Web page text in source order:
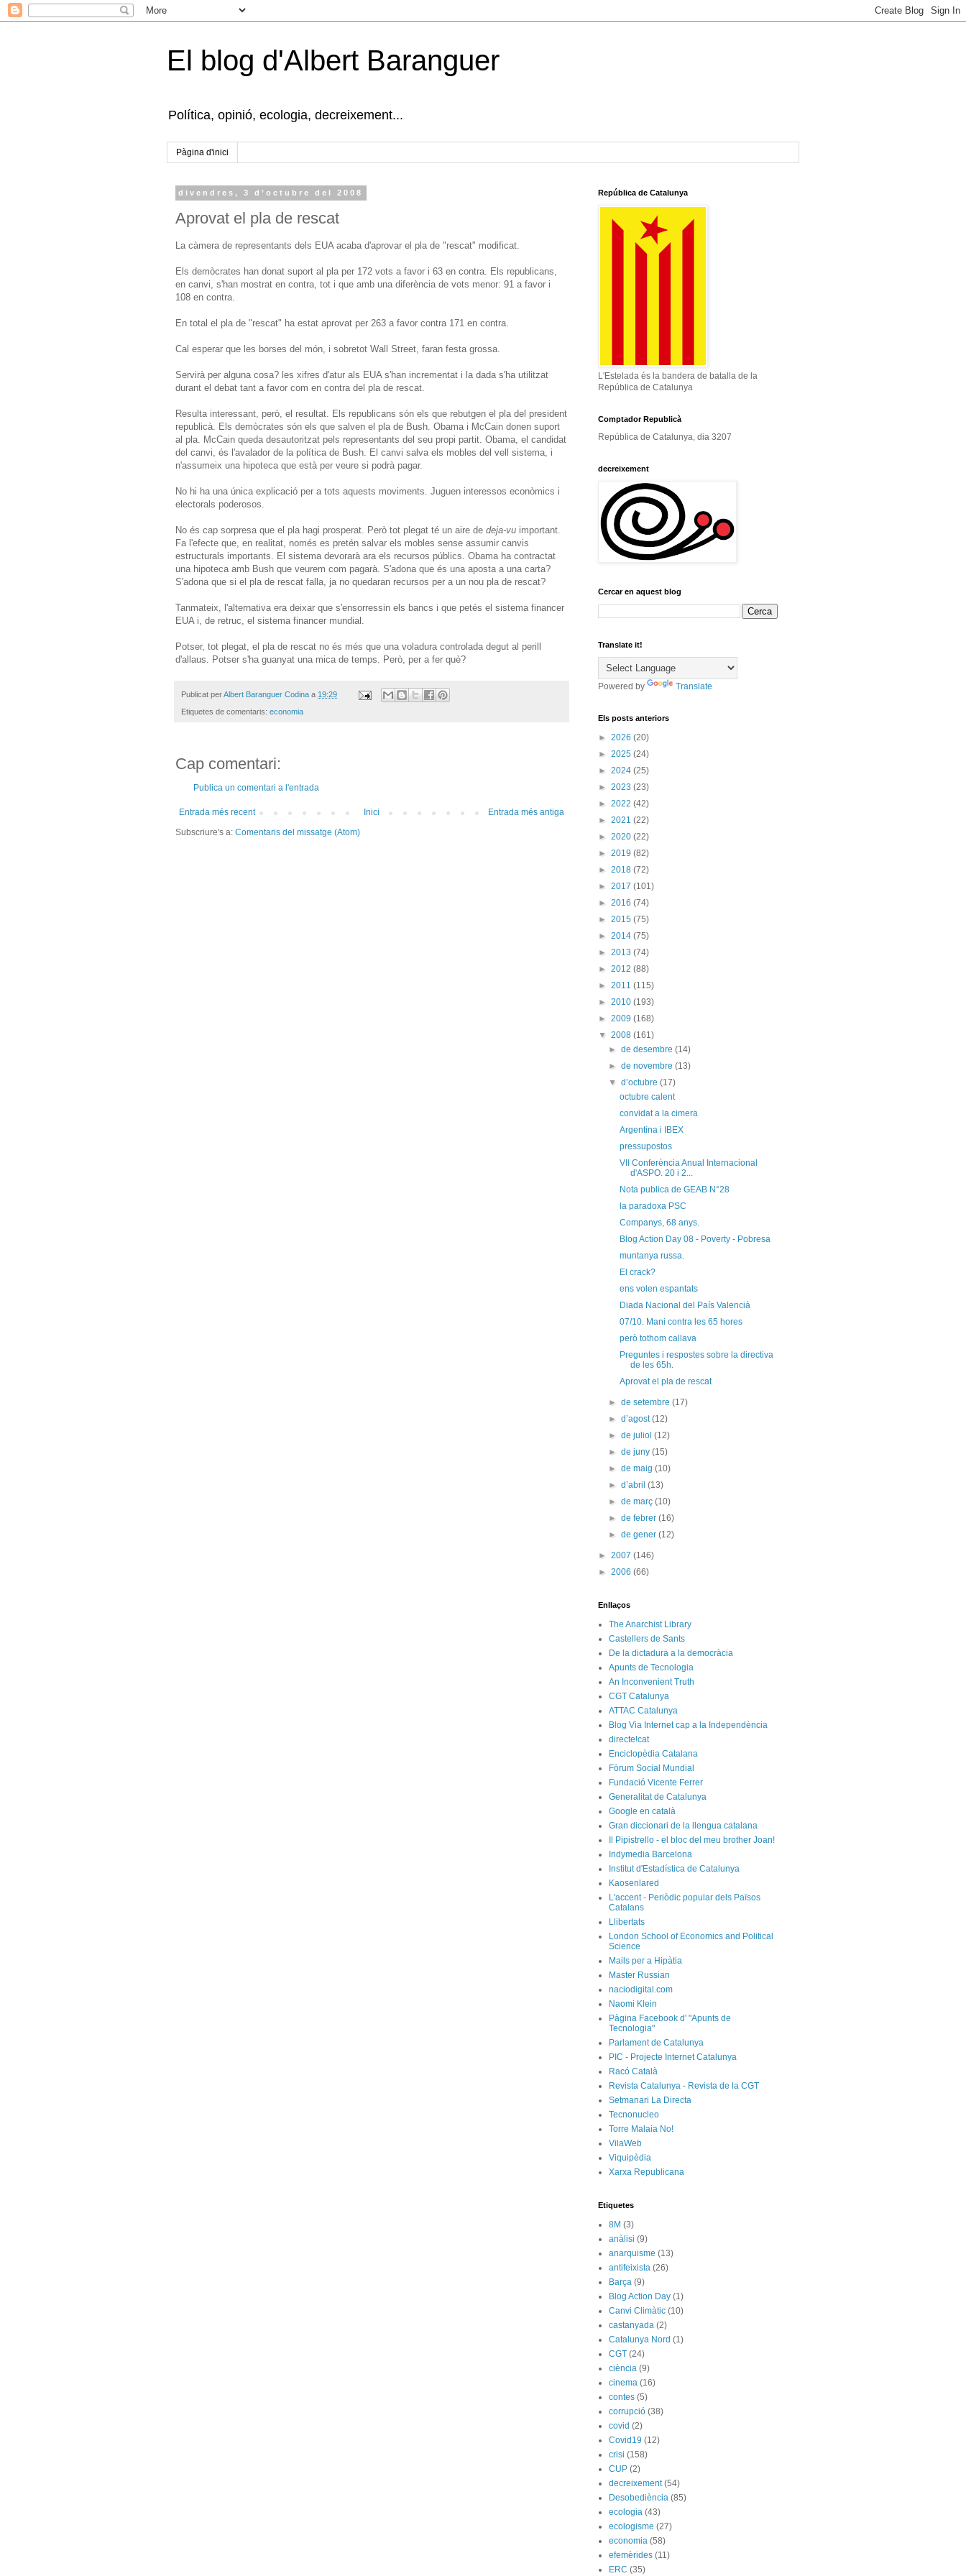
El blog d'Albert Baranguer
Política, opinió, ecologia, decreixement...
Pàgina d'inici
divendres, 3 d’octubre del 2008
Aprovat el pla de rescat
La càmera de representants dels EUA acaba d'aprovar el pla de "rescat" modificat.
Els demòcrates han donat suport al pla per 172 vots a favor i 63 en contra. Els republicans,
en canvi, s'han mostrat en contra, tot i que amb una diferència de vots menor: 91 a favor i
108 en contra.
En total el pla de "rescat" ha estat aprovat per 263 a favor contra 171 en contra.
Cal esperar que les borses del món, i sobretot Wall Street, faran festa grossa.
Servirà per alguna cosa? les xifres d'atur als EUA s'han incrementat i la dada s'ha utilitzat
durant el debat tant a favor com en contra del pla de rescat.
Resulta interessant, però, el resultat. Els republicans són els que rebutgen el pla del president
republicà. Els demòcrates són els que salven el pla de Bush. Obama i McCain donen suport
al pla. McCain queda desautoritzat pels representants del seu propi partit. Obama, el candidat
del canvi, és l'avalador de la política de Bush. El canvi salva els mobles del vell sistema, i
n'assumeix una hipoteca que està per veure si podrà pagar.
No hi ha una única explicació per a tots aquests moviments. Juguen interessos econòmics i
electorals poderosos.
No és cap sorpresa que el pla hagi prosperat. Però tot plegat té un aire de deja-vu important.
Fa l'efecte que, en realitat, només es pretén salvar els mobles sense assumir canvis
estructurals importants. El sistema devorarà ara els recursos públics. Obama ha contractat
una hipoteca amb Bush que veurem com pagarà. S'adona que és una aposta a una carta?
S'adona que si el pla de rescat falla, ja no quedaran recursos per a un nou pla de rescat?
Tanmateix, l'alternativa era deixar que s'ensorressin els bancs i que petés el sistema financer
EUA i, de retruc, el sistema financer mundial.
Potser, tot plegat, el pla de rescat no és més que una voladura controlada degut al perill
d'allaus. Potser s'ha guanyat una mica de temps. Però, per a fer què?
Publicat perAlbert Baranguer Codina a 19:29
Etiquetes de comentaris: economia
Cap comentari:
Publica un comentari a l'entrada
Entrada més recent Entrada més antiga
Inici
Subscriure's a: Comentaris del missatge (Atom)
República de Catalunya
L'Estelada és la bandera de batalla de la
República de Catalunya
Comptador Republicà
República de Catalunya, dia 3207
decreixement
Cercar en aquest blog
Translate it!
Powered by Translate
Els posts anteriors
► 2026 (20)
► 2025 (24)
► 2024 (25)
► 2023 (23)
► 2022 (42)
► 2021 (22)
► 2020 (22)
► 2019 (82)
► 2018 (72)
► 2017 (101)
► 2016 (74)
► 2015 (75)
► 2014 (75)
► 2013 (74)
► 2012 (88)
► 2011 (115)
► 2010 (193)
► 2009 (168)
▼ 2008 (161)
►de desembre(14)
►de novembre(13)
▼d’octubre(17)
octubre calent
convidat a la cimera
Argentina i IBEX
pressupostos
VII Conferència Anual Internacional
d'ASPO. 20 i 2...
Nota publica de GEAB N°28
la paradoxa PSC
Companys, 68 anys.
Blog Action Day 08 - Poverty - Pobresa
muntanya russa.
El crack?
ens volen espantats
Diada Nacional del País Valencià
07/10. Mani contra les 65 hores
però tothom callava
Preguntes i respostes sobre la directiva
de les 65h.
Aprovat el pla de rescat
►de setembre(17)
►d’agost(12)
►de juliol(12)
►de juny(15)
►de maig(10)
►d’abril(13)
►de març(10)
►de febrer(16)
►de gener(12)
► 2007 (146)
► 2006 (66)
Enllaços
The Anarchist Library
Castellers de Sants
De la dictadura a la democràcia
Apunts de Tecnologia
An Inconvenient Truth
CGT Catalunya
ATTAC Catalunya
Blog Via Internet cap a la Independència
directe!cat
Enciclopèdia Catalana
Fòrum Social Mundial
Fundació Vicente Ferrer
Generalitat de Catalunya
Google en català
Gran diccionari de la llengua catalana
Il Pipistrello - el bloc del meu brother Joan!
Indymedia Barcelona
Institut d'Estadística de Catalunya
Kaosenlared
L'accent - Periòdic popular dels Països
Catalans
Llibertats
London School of Economics and Political
Science
Mails per a Hipàtia
Master Russian
naciodigital.com
Naomi Klein
Pàgina Facebook d' "Apunts de
Tecnologia"
Parlament de Catalunya
PIC - Projecte Internet Catalunya
Racó Català
Revista Catalunya - Revista de la CGT
Setmanari La Directa
Tecnonucleo
Torre Malaia No!
VilaWeb
Viquipèdia
Xarxa Republicana
Etiquetes
8M (3)
anàlisi (9)
anarquisme (13)
antifeixista (26)
Barça (9)
Blog Action Day (1)
Canvi Climàtic (10)
castanyada (2)
Catalunya Nord (1)
CGT (24)
ciència (9)
cinema (16)
contes (5)
corrupció (38)
covid (2)
Covid19 (12)
crisi (158)
CUP (2)
decreixement (54)
Desobediència (85)
ecologia (43)
ecologisme (27)
economia (58)
efemèrides (11)
ERC (35)